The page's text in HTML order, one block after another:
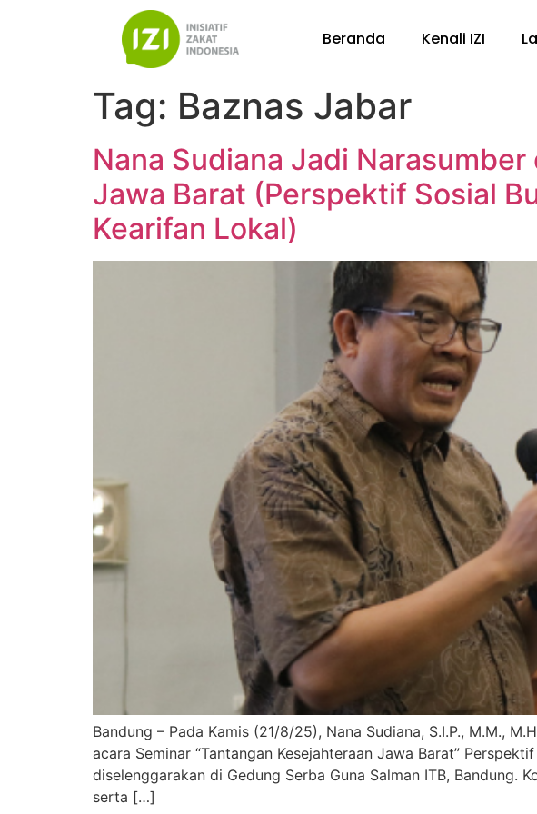
Beranda Kenali IZI
Tag: Baznas Jabar
Nana Sudiana Jadi
Jawa Barat (Perspektif Sosial
Kearifan Lokal)
Bandung – Pada Kamis (21/8/25), Nana Sudiana, S.I.P., M.M.,
acara Seminar “Tantangan Kesejahteraan Jawa Barat”
diselenggarakan di Gedung Serba Guna Salman ITB, Bandung.
serta […]